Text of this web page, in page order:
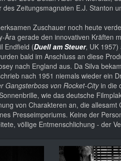
des Zeitungsmagnaten E.J.
Zuschauer noch heute
Ära gerade den innovativen Kräften
Endfield (Duell am Steuer, UK 1957)
bald im Anschluss an diese
nach England aus. Da Silva
nach 1951 niemals wieder ein
Gangsterboss von Rocket-Cityin die
wie das deutsche
von Charakteren an, die
Presseimperiums. Keine der
völlige Entmenschlichung - der